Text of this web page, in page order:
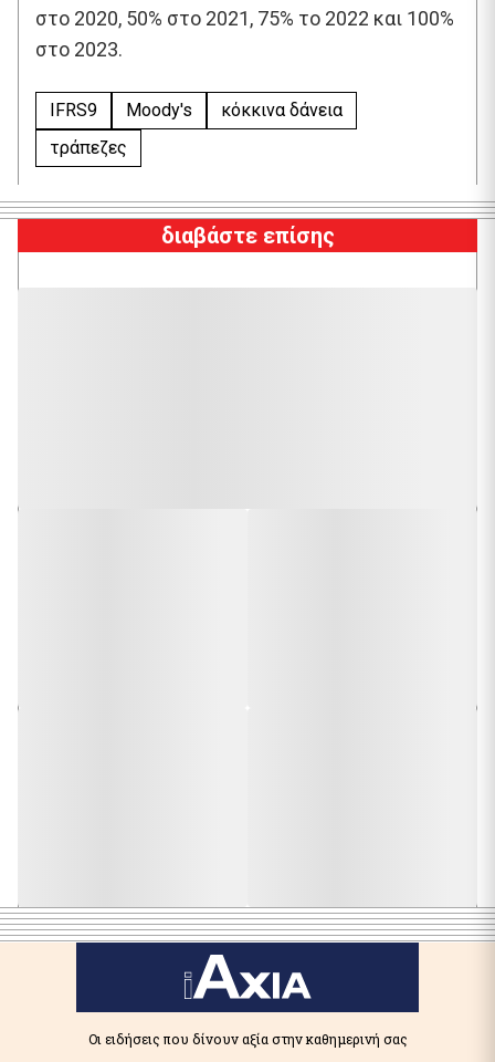
στο 2020, 50% στο 2021, 75% το 2022 και 100%
στο 2023.
IFRS9 Moody's
κόκκινα δάνεια
τράπεζες
διαβάστε επίσης
Οι ειδήσεις που δίνουν αξία στην καθημερινή σας